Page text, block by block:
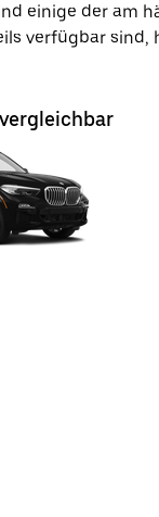
einige der am
verfügbar sind,